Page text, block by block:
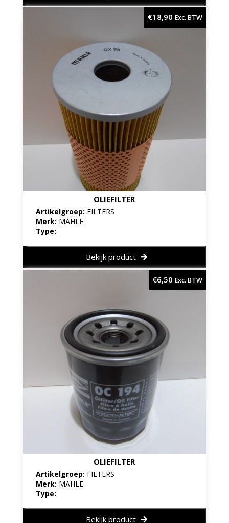
OLIEFILTER
Artikelgroep: FILTERS
Merk: MAHLE
Type:
€18,90 Exc. BTW
Bekijk product
OLIEFILTER
Artikelgroep: FILTERS
Merk: MAHLE
Type:
€6,50 Exc. BTW
Bekijk product